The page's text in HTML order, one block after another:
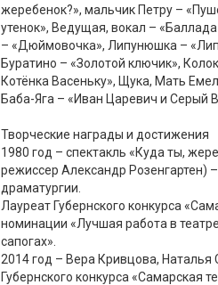
жеребенок?», мальчик Петру –
утенок», Ведущая, вокал –
– «Дюймовочка», Липунюшка –
Буратино – «Золотой ключик»,
Котёнка Васеньку», Щука, Мать
Баба-Яга – «Иван Царевич и Серый
Творческие награды и достижения
1980 год – спектакль «Куда ты,
режиссер Александр Розенгартен)
драматургии.
Лауреат Губернского конкурса
номинации «Лучшая работа в
сапогах».
2014 год – Вера Кривцова,
Губернского конкурса «Самарская